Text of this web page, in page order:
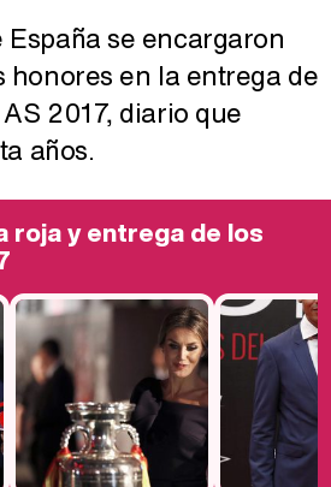
España se encargaron
honores en la entrega de
2017, diario que
años.
roja y entrega de los